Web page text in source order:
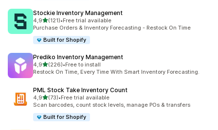
Stockie Inventory Management
4,9na 5 gwiazdek
(121)
Łączna liczba recenzji: 121
•Free trial available
Purchase Orders & Inventory Forecasting - Restock On Time
Built for Shopify
Prediko Inventory Management
4,9na 5 gwiazdek
(226)
Łączna liczba recenzji: 226
•Free to install
Restock On Time, Every Time With Smart Inventory Forecasting.
PML Stock Take Inventory Count
4,9na 5 gwiazdek
(73)
Łączna liczba recenzji: 73
•Free trial available
Scan barcodes, count stock levels, manage POs & transfers
Built for Shopify